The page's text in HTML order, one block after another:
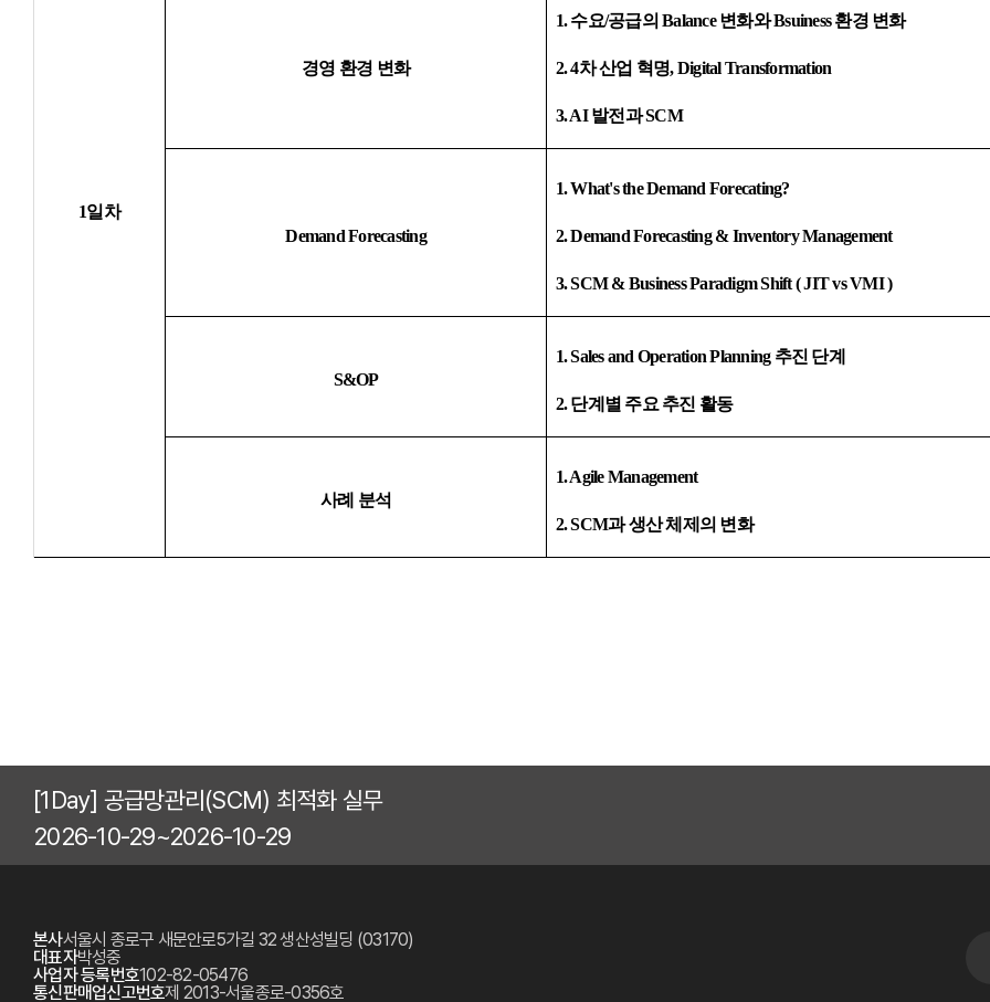
1일차
경영 환경 변화
1.수요/공급의Balance변화와Bsuiness 환경 변화
2. 4차 산업 혁명, Digital Transformation
3. AI발전과SCM
Demand Forecasting
1. What's the Demand Forecating?
2. Demand Forecasting & Inventory Management
3. SCM & Business Paradigm Shift ( JIT vs VMI )
S&OP
1. Sales and Operation Planning 추진 단계
2.단계별 주요 추진 활동
사례 분석
1. Agile Management
2. SCM과 생산 체제의 변화
[1Day] 공급망관리(SCM) 최적화 실무
2026-10-29~2026-10-29
본사서울시 종로구 새문안로5가길 32 생산성빌딩 (03170)
대표자박성중
사업자 등록번호102-82-05476
통신판매업신고번호제 2013-서울종로-0356호